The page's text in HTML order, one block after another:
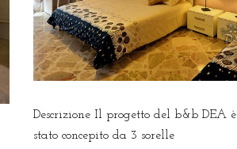
Descrizione Il progetto del b&b DEA è
stato concepito da 3 sorelle